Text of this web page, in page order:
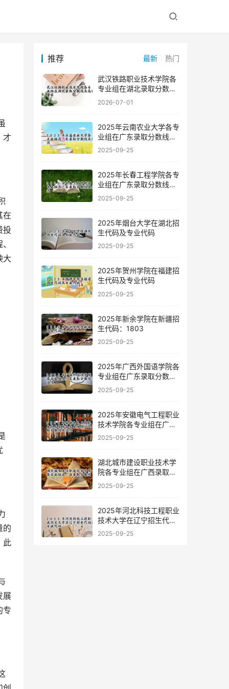
才
在
投
大
的
此
展
专
推荐 最新 热门
武汉铁路职业技术学院各
专业组在湖北录取分数线
及选科要求
2026-07-01
2025年云南农业大学各专
业组在广东录取分数线及
位次
2025-09-25
2025年长春工程学院各专
业组在广东录取分数线及
位次
2025-09-25
2025年烟台大学在湖北招
生代码及专业代码
2025-09-25
2025年贺州学院在福建招
生代码及专业代码
2025-09-25
2025年新余学院在新疆招
生代码：1803
2025-09-25
2025年广西外国语学院各
专业组在广东录取分数线
及位次
2025-09-25
2025年安徽电气工程职业
技术学院各专业组在广东
录取分数线及位次
2025-09-25
湖北城市建设职业技术学
院各专业组在广西录取分
数线
2025-09-25
2025年河北科技工程职业
技术大学在辽宁招生代码
及专业代码
2025-09-25